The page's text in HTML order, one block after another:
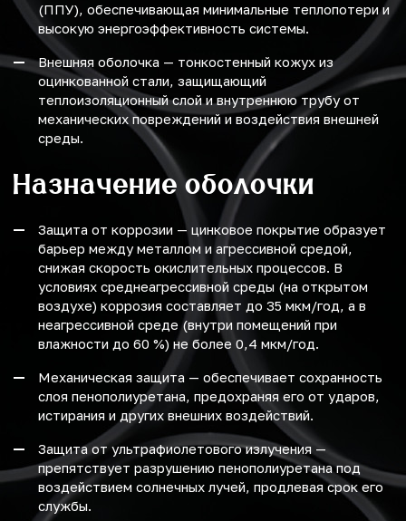
(ППУ), обеспечивающая минимальные теплопотери и
высокую энергоэффективность системы.
Внешняя оболочка — тонкостенный кожух из
оцинкованной стали, защищающий
теплоизоляционный слой и внутреннюю трубу от
механических повреждений и воздействия внешней
среды.
Назначение оболочки
Защита от коррозии — цинковое покрытие образует
барьер между металлом и агрессивной средой,
снижая скорость окислительных процессов. В
условиях среднеагрессивной среды (на открытом
воздухе) коррозия составляет до 35 мкм/год, а в
неагрессивной среде (внутри помещений при
влажности до 60 %) не более 0,4 мкм/год.
Механическая защита — обеспечивает сохранность
слоя пенополиуретана, предохраняя его от ударов,
истирания и других внешних воздействий.
Защита от ультрафиолетового излучения —
препятствует разрушению пенополиуретана под
воздействием солнечных лучей, продлевая срок его
службы.